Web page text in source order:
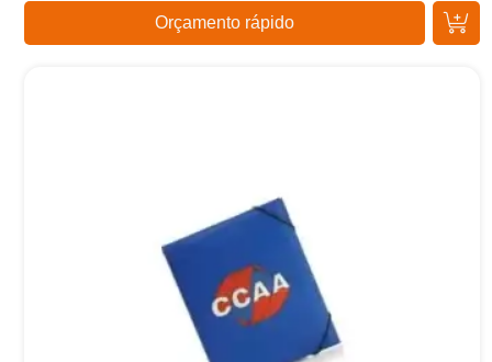
Orçamento rápido